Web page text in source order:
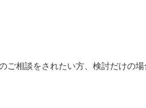
相談をされたい方、検討だけの